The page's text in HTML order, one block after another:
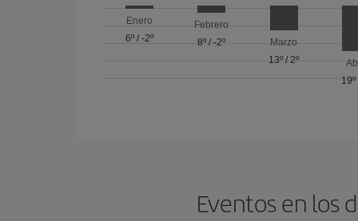
Enero
6º/ -2º
Febrero
8º /-2º
Marzo
13º / 2º
19º
Eventos en los